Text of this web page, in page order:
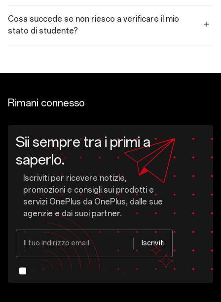
Cosa succede se non riesco a verificare il mio
stato di studente?
Rimani connesso
Sii sempre tra i primi a
saperlo.
Iscriviti per ricevere notizie,
promozioni e consigli sui prodotti e
servizi OnePlus da OnePlus, dalle sue
agenzie e dai suoi partner.
Il tuo indirizzo email Iscriviti
Sì, desidero ricevere il messaggio di marketing